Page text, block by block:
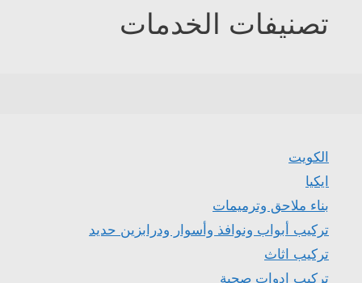
تصنيفات الخدمات
الكويت
ايكيا
بناء ملاحق وترميمات
تركيب أبواب ونوافذ وأسوار ودرابزين حديد
تركيب اثاث
تركيب ادوات صحية